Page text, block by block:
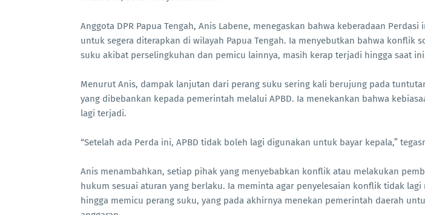
Anggota DPR Papua Tengah, Anis Labene, menegaskan bahwa keberadaan
untuk segera diterapkan di wilayah Papua Tengah. Ia menyebutkan bahwa konflik
suku akibat perselingkuhan dan pemicu lainnya, masih kerap terjadi hingga saat
Menurut Anis, dampak lanjutan dari perang suku sering kali berujung pada
yang dibebankan kepada pemerintah melalui APBD. Ia menekankan bahwa
lagi terjadi.
“Setelah ada Perda ini, APBD tidak boleh lagi digunakan untuk bayar kepala,”
Anis menambahkan, setiap pihak yang menyebabkan konflik atau melakukan
hukum sesuai aturan yang berlaku. Ia meminta agar penyelesaian konflik tidak
hingga memicu perang suku, yang pada akhirnya menekan pemerintah daerah